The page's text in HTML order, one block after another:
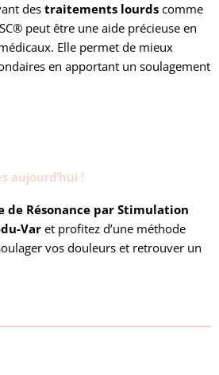
des traitements lourds comme
peut être une aide précieuse en
Elle permet de mieux
en apportant un soulagement
aujourd’hui !
de Résonance par Stimulation
Var et profitez d’une méthode
vos douleurs et retrouver un